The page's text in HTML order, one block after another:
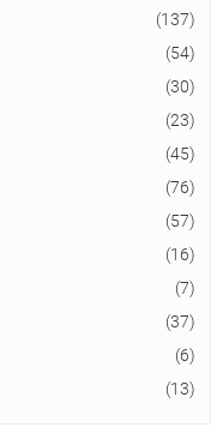
(137)
(54)
(30)
(23)
(45)
(76)
(57)
(16)
(7)
(37)
(6)
(13)